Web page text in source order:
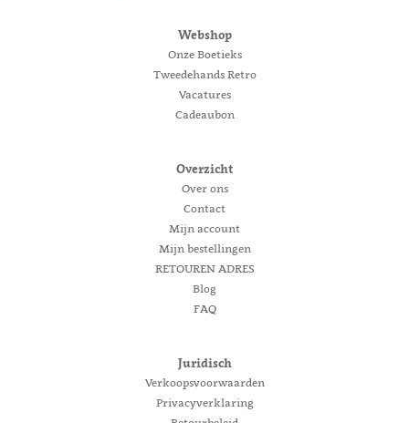
Webshop
Onze Boetieks
Tweedehands Retro
Vacatures
Cadeaubon
Overzicht
Over ons
Contact
Mijn account
Mijn bestellingen
RETOUREN ADRES
Blog
FAQ
Juridisch
Verkoopsvoorwaarden
Privacyverklaring